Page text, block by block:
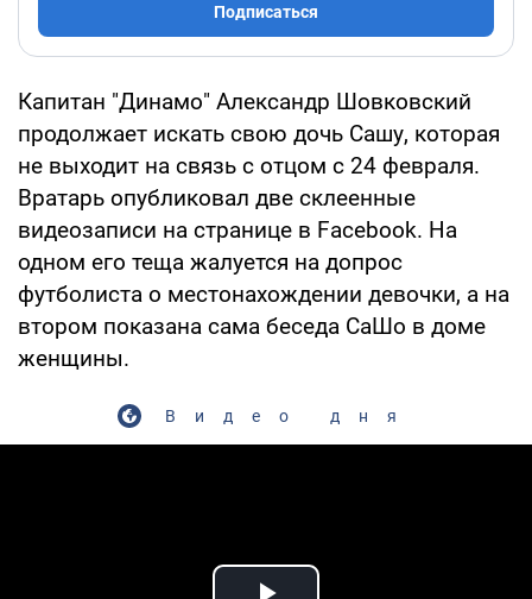
Подписаться
Капитан "Динамо" Александр Шовковский
продолжает искать свою дочь Сашу, которая
не выходит на связь с отцом с 24 февраля.
Вратарь опубликовал две склеенные
видеозаписи на странице в Facebook. На
одном его теща жалуется на допрос
футболиста о местонахождении девочки, а на
втором показана сама беседа СаШо в доме
женщины.
Видео дня